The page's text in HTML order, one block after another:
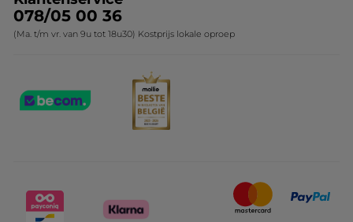
078/05 00 36
(Ma. t/m vr. van 9u tot 18u30) Kostprijs lokale oproep